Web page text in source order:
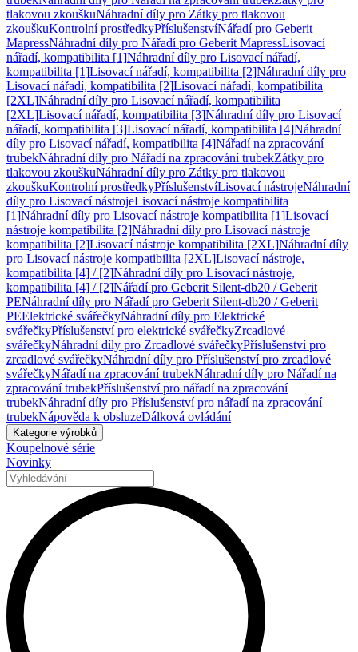
tlakovou zkouškuNáhradní díly pro Zátky pro tlakovou
zkouškuKontrolní prostředkyPříslušenstvíNářadí pro Geberit
MapressNáhradní díly pro Nářadí pro Geberit MapressLisovací
nářadí, kompatibilita [1]Náhradní díly pro Lisovací nářadí,
kompatibilita [1]Lisovací nářadí, kompatibilita [2]Náhradní díly pro
Lisovací nářadí, kompatibilita [2]Lisovací nářadí, kompatibilita
[2XL]Náhradní díly pro Lisovací nářadí, kompatibilita
[2XL]Lisovací nářadí, kompatibilita [3]Náhradní díly pro Lisovací
nářadí, kompatibilita [3]Lisovací nářadí, kompatibilita [4]Náhradní
díly pro Lisovací nářadí, kompatibilita [4]Nářadí na zpracování
trubekNáhradní díly pro Nářadí na zpracování trubekZátky pro
tlakovou zkouškuNáhradní díly pro Zátky pro tlakovou
zkouškuKontrolní prostředkyPříslušenstvíLisovací nástrojeNáhradní
díly pro Lisovací nástrojeLisovací nástroje kompatibilita
[1]Náhradní díly pro Lisovací nástroje kompatibilita [1]Lisovací
nástroje kompatibilita [2]Náhradní díly pro Lisovací nástroje
kompatibilita [2]Lisovací nástroje kompatibilita [2XL]Náhradní díly
pro Lisovací nástroje kompatibilita [2XL]Lisovací nástroje,
kompatibilita [4] / [2]Náhradní díly pro Lisovací nástroje,
kompatibilita [4] / [2]Nářadí pro Geberit Silent-db20 / Geberit
PENáhradní díly pro Nářadí pro Geberit Silent-db20 / Geberit
PEElektrické svářečkyNáhradní díly pro Elektrické
svářečkyPříslušenství pro elektrické svářečkyZrcadlové
svářečkyNáhradní díly pro Zrcadlové svářečkyPříslušenství pro
zrcadlové svářečkyNáhradní díly pro Příslušenství pro zrcadlové
svářečkyNářadí na zpracování trubekNáhradní díly pro Nářadí na
zpracování trubekPříslušenství pro nářadí na zpracování
trubekNáhradní díly pro Příslušenství pro nářadí na zpracování
trubekNápověda k obsluzeDálková ovládání
Kategorie výrobků
Koupelnové série
Novinky